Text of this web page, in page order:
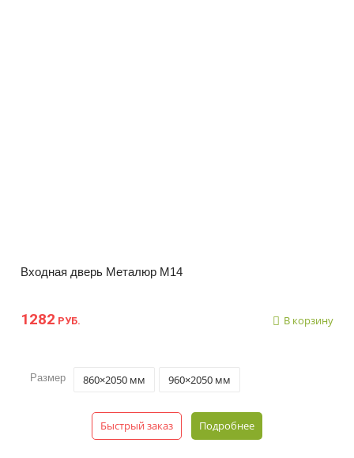
Входная дверь Металюр М14
1282 РУБ. В корзину
Размер 860×2050 мм 960×2050 мм
Быстрый заказ Подробнее